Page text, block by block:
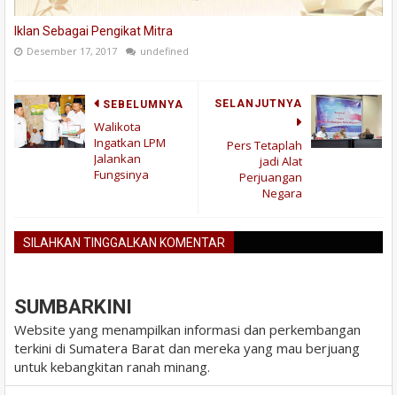
Iklan Sebagai Pengikat Mitra
Desember 17, 2017 undefined
SELANJUTNYA
Pers Tetaplah
jadi Alat
Perjuangan
Negara
SEBELUMNYA
Walikota
Ingatkan LPM
Jalankan
Fungsinya
SILAHKAN TINGGALKAN KOMENTAR
SUMBARKINI
Website yang menampilkan informasi dan perkembangan
terkini di Sumatera Barat dan mereka yang mau berjuang
untuk kebangkitan ranah minang.